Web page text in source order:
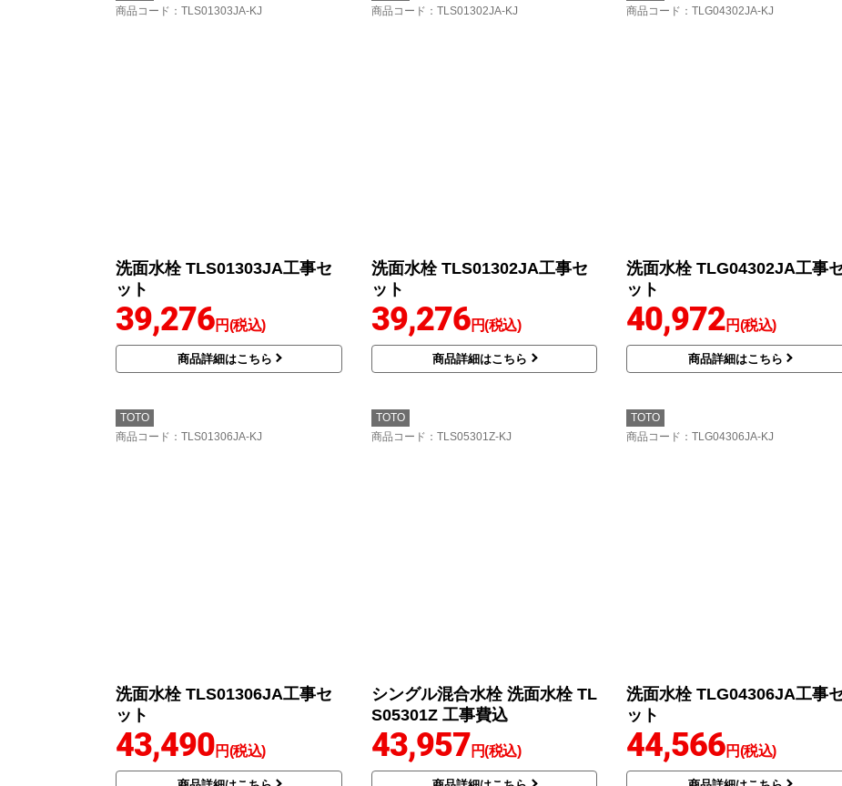
商品コード ：TLS01303JA-KJ
洗面水栓 TLS01303JA工事セ
ット
39,276円(税込)
商品詳細はこちら
商品コード ：TLS01302JA-KJ
洗面水栓 TLS01302JA工事セ
ット
39,276円(税込)
商品詳細はこちら
商品コード ：TLG04302JA-KJ
洗面水栓 TLG04302JA工事
ット
40,972円(税込)
商品詳細はこちら
TOTO
商品コード ：TLS01306JA-KJ
洗面水栓 TLS01306JA工事セ
ット
43,490円(税込)
TOTO
商品コード ：TLS05301Z-KJ
シングル混合水栓 洗面水栓 TL
S05301Z 工事費込
43,957 円(税込)
TOTO
商品コード ：TLG04306JA-KJ
洗面水栓 TLG04306JA工事
ット
44,566円(税込)